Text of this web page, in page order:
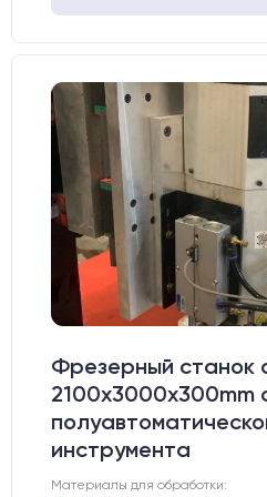
Фрезерный станок
2100x3000x300mm
инструмента
Материалы для обработки: